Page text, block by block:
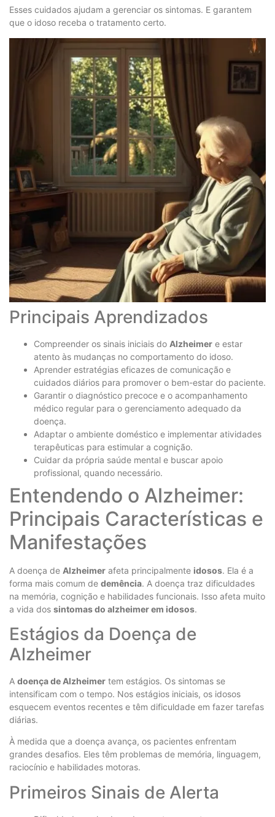
Esses cuidados ajudam a gerenciar os sintomas. E garantem
que o idoso receba o tratamento certo.
Principais Aprendizados
Compreender os sinais iniciais do Alzheimer e estar
atento às mudanças no comportamento do idoso.
Aprender estratégias eficazes de comunicação e
cuidados diários para promover o bem-estar do paciente.
Garantir o diagnóstico precoce e o acompanhamento
médico regular para o gerenciamento adequado da
doença.
Adaptar o ambiente doméstico e implementar atividades
terapêuticas para estimular a cognição.
Cuidar da própria saúde mental e buscar apoio
profissional, quando necessário.
Entendendo o Alzheimer:
Principais Características e
Manifestações
A doença de Alzheimer afeta principalmente idosos. Ela é a
forma mais comum de demência. A doença traz dificuldades
na memória, cognição e habilidades funcionais. Isso afeta muito
a vida dos sintomas do alzheimer em idosos.
Estágios da Doença de
Alzheimer
A doença de Alzheimer tem estágios. Os sintomas se
intensificam com o tempo. Nos estágios iniciais, os idosos
esquecem eventos recentes e têm dificuldade em fazer tarefas
diárias.
À medida que a doença avança, os pacientes enfrentam
grandes desafios. Eles têm problemas de memória, linguagem,
raciocínio e habilidades motoras.
Primeiros Sinais de Alerta